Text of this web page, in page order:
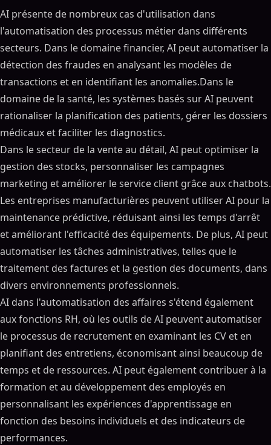
AI présente de nombreux cas d'utilisation dans
l'automatisation des processus métier dans différents
secteurs. Dans le domaine financier, AI peut automatiser la
détection des fraudes en analysant les modèles de
transactions et en identifiant les anomalies.Dans le
domaine de la santé, les systèmes basés sur AI peuvent
rationaliser la planification des patients, gérer les dossiers
médicaux et faciliter les diagnostics.
Dans le secteur de la vente au détail, AI peut optimiser la
gestion des stocks, personnaliser les campagnes
marketing et améliorer le service client grâce aux chatbots.
Les entreprises manufacturières peuvent utiliser AI pour la
maintenance prédictive, réduisant ainsi les temps d'arrêt
et améliorant l'efficacité des équipements. De plus, AI peut
automatiser les tâches administratives, telles que le
traitement des factures et la gestion des documents, dans
divers environnements professionnels.
AI dans l'automatisation des affaires s'étend également
aux fonctions RH, où les outils de AI peuvent automatiser
le processus de recrutement en examinant les CV et en
planifiant des entretiens, économisant ainsi beaucoup de
temps et de ressources. AI peut également contribuer à la
formation et au développement des employés en
personnalisant les expériences d'apprentissage en
fonction des besoins individuels et des indicateurs de
performances.